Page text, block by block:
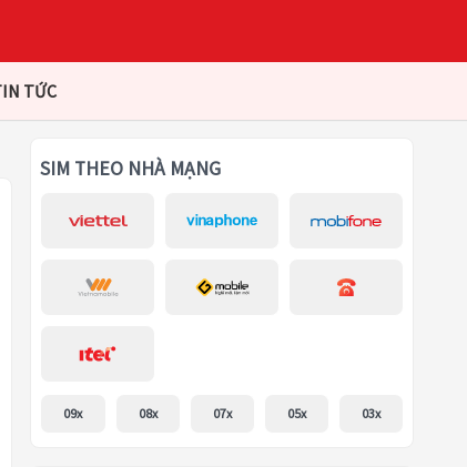
TỨC
SIM THEO NHÀ MẠNG
09x 08x 07x 05x 03x